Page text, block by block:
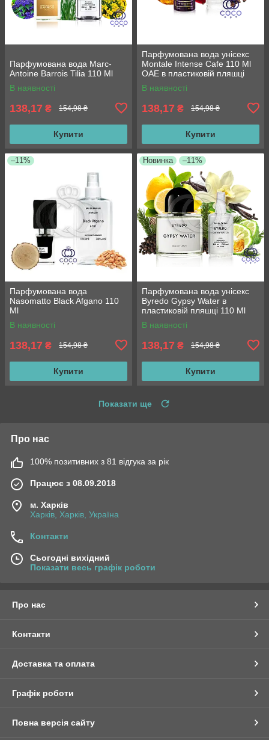
Парфумована вода Marc-
Antoine Barrois Tilia 110 Ml
В наявності
138,17 ₴ 154,98 ₴
Купити
Парфумована вода унісекс
Montale Intense Cafe 110 Ml
ОАЕ в пластиковій пляшці
В наявності
138,17 ₴ 154,98 ₴
Купити
–11%
Парфумована вода
Nasomatto Black Afgano 110
Ml
В наявності
138,17 ₴ 154,98 ₴
Купити
Новинка –11%
Парфумована вода унісекс
Byredo Gypsy Water в
пластиковій пляшці 110 Ml
ОАЕ
В наявності
138,17 ₴ 154,98 ₴
Купити
Показати ще
Про нас
100% позитивних з 81 відгука за рік
Працює з 08.09.2018
м. Харків
Харків, Харків, Україна
Контакти
Сьогодні вихідний
Показати весь графік роботи
Про нас
Контакти
Доставка та оплата
Графік роботи
Повна версія сайту